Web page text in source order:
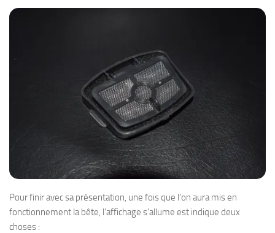
Pour finir avec sa présentation, une fois que l’on aura mis en
fonctionnement la bête, l’affichage s’allume est indique deux
choses :